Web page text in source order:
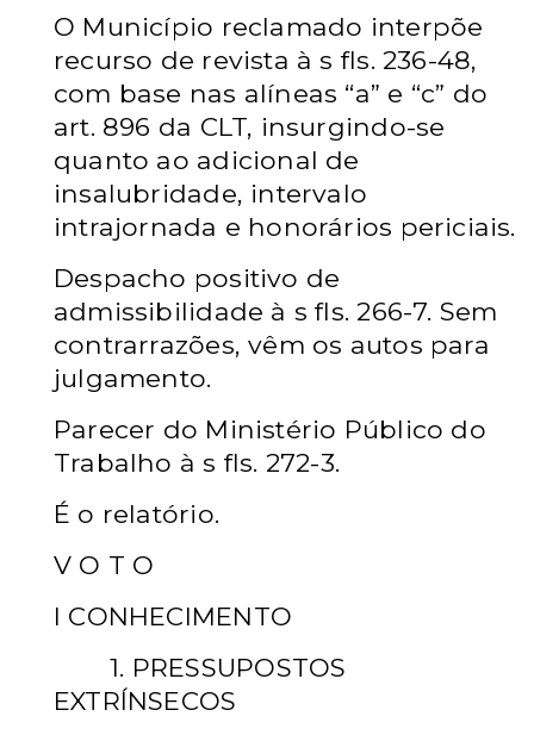
O Município reclamado interpõe
recurso de revista à s fls. 236-48,
com base nas alíneas “a” e “c” do
art. 896 da CLT, insurgindo-se
quanto ao adicional de
insalubridade, intervalo
intrajornada e honorários periciais.
Despacho positivo de
admissibilidade à s fls. 266-7. Sem
contrarrazões, vêm os autos para
julgamento.
Parecer do Ministério Público do
Trabalho à s fls. 272-3.
É o relatório.
V O T O
I CONHECIMENTO
1. PRESSUPOSTOS
EXTRÍNSECOS